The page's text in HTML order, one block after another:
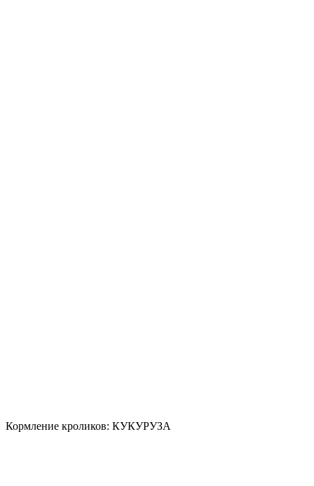
Кормление кроликов: КУКУРУЗА